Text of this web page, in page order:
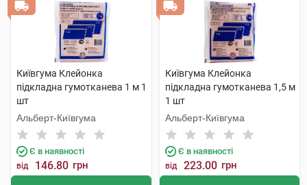
Київгума Клейонка
підкладна гумотканева 1 м 1
шт
Альберт-Київгума
Є в наявності
від 146.80 грн
Київгума Клейонка
підкладна гумотканева 1,5 м
1 шт
Альберт-Київгума
Є в наявності
від 223.00 грн